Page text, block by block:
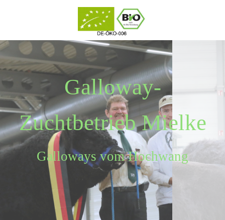
Galloway-
Zuchtbetrieb Mielke
Galloways vom Hochwang